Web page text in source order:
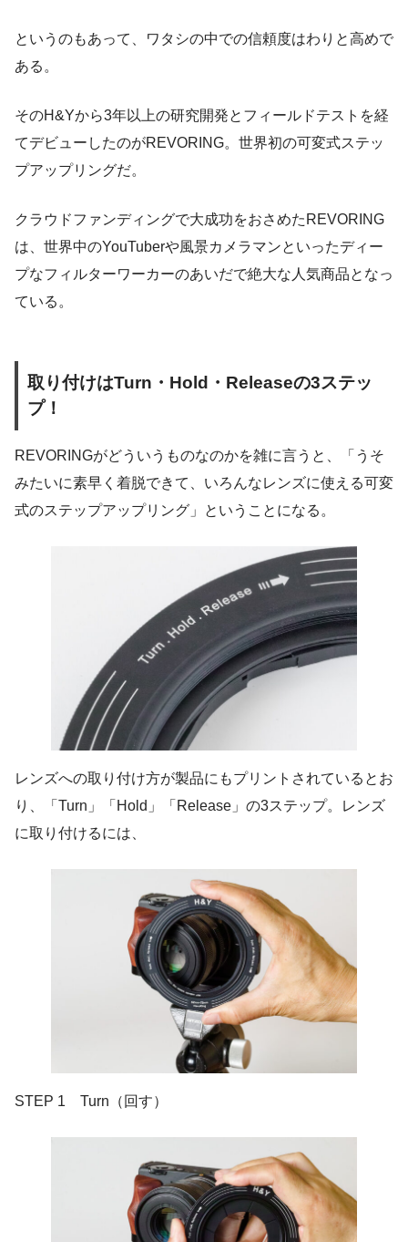
というのもあって、ワタシの中での信頼度はわりと高めで
ある。
そのH&Yから3年以上の研究開発とフィールドテストを経
てデビューしたのがREVORING。世界初の可変式ステッ
プアップリングだ。
クラウドファンディングで大成功をおさめたREVORING
は、世界中のYouTuberや風景カメラマンといったディー
プなフィルターワーカーのあいだで絶大な人気商品となっ
ている。
取り付けはTurn・Hold・Releaseの3ステッ
プ！
REVORINGがどういうものなのかを雑に言うと、「うそ
みたいに素早く着脱できて、いろんなレンズに使える可変
式のステップアップリング」ということになる。
レンズへの取り付け方が製品にもプリントされているとお
り、「Turn」「Hold」「Release」の3ステップ。レンズ
に取り付けるには、
STEP 1 Turn（回す）